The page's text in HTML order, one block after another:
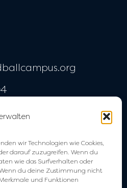
wir Technologien wie Cookies,
darauf zuzugreifen. Wenn du
wie das Surfverhalten oder
du deine Zustimmung nicht
und Funktionen